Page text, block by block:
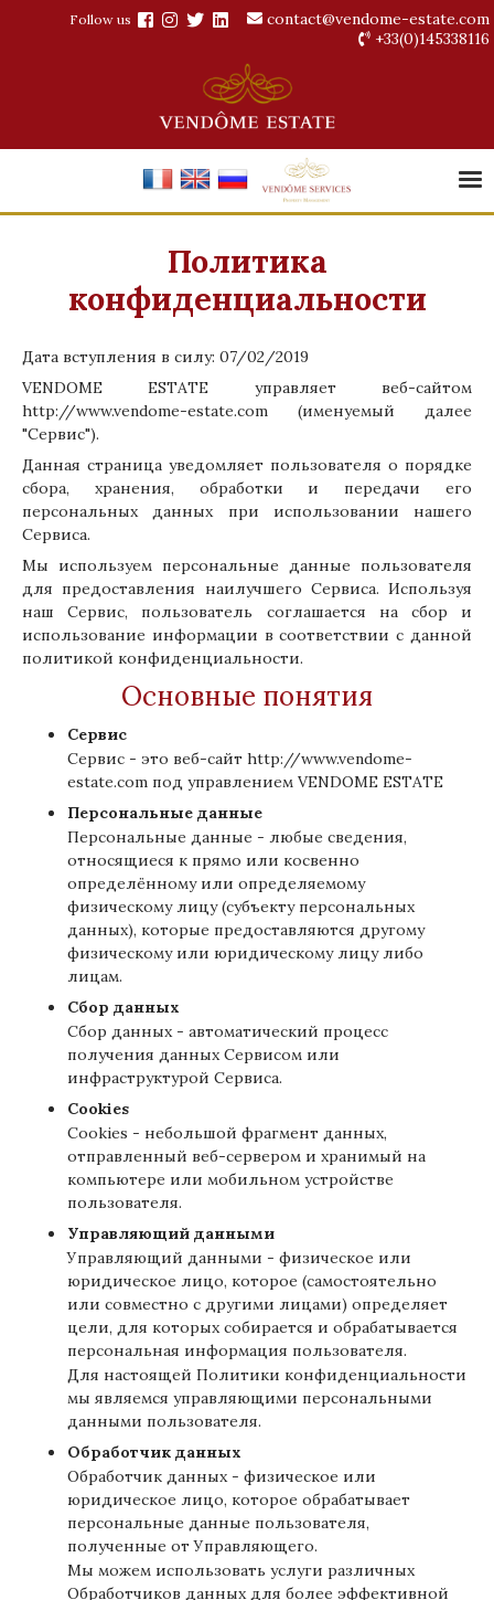
Follow us
contact@vendome-estate.com
+33(0)145338116
Политика
конфиденциальности
Дата вступления в силу: 07/02/2019
VENDOME ESTATE управляет веб-сайтом
http://www.vendome-estate.com (именуемый далее
"Сервис").
Данная страница уведомляет пользователя о порядке
сбора, хранения, обработки и передачи его
персональных данных при использовании нашего
Сервиса.
Мы используем персональные данные пользователя
для предоставления наилучшего Сервиса. Используя
наш Сервис, пользователь соглашается на сбор и
использование информации в соответствии с данной
политикой конфиденциальности.
Основные понятия
Сервис
Сервис - это веб-сайт http://www.vendome-
estate.com под управлением VENDOME ESTATE
Персональные данные
Персональные данные - любые сведения,
относящиеся к прямо или косвенно
определённому или определяемому
физическому лицу (субъекту персональных
данных), которые предоставляются другому
физическому или юридическому лицу либо
лицам.
Сбор данных
Сбор данных - автоматический процесс
получения данных Сервисом или
инфраструктурой Сервиса.
Cookies
Cookies - небольшой фрагмент данных,
отправленный веб-сервером и хранимый на
компьютере или мобильном устройстве
пользователя.
Управляющий данными
Управляющий данными - физическое или
юридическое лицо, которое (самостоятельно
или совместно с другими лицами) определяет
цели, для которых собирается и обрабатывается
персональная информация пользователя.
Для настоящей Политики конфиденциальности
мы являемся управляющими персональными
данными пользователя.
Обработчик данных
Обработчик данных - физическое или
юридическое лицо, которое обрабатывает
персональные данные пользователя,
полученные от Управляющего.
Мы можем использовать услуги различных
Обработчиков данных для более эффективной